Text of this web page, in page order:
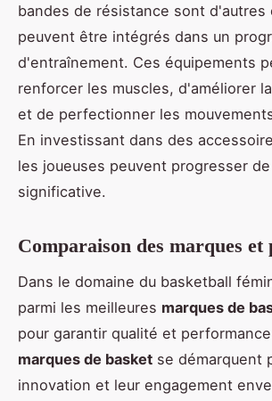
bandes de résistance sont d'autres
peuvent être intégrés dans un
d'entraînement. Ces équipements
renforcer les muscles, d'améliorer
et de perfectionner les
En investissant dans des
les joueuses peuvent progresser
significative.
Comparaison des marques et
Dans le domaine du basketball
parmi les meilleures marques de
pour garantir qualité et
marques de basket se démarquent
innovation et leur engagement